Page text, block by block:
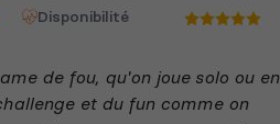
Disponibilité
de fou, qu'on joue solo ou en
et du fun comme on